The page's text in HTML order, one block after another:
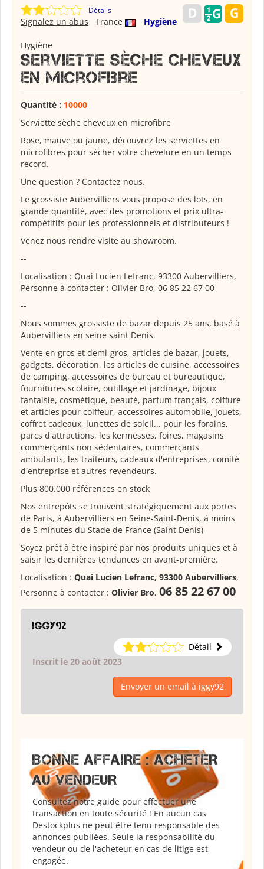
Détails
France Hygiène
Signalez un abus
Hygiène
Serviette sèche cheveux
en microfibre
Quantité : 10000
Serviette sèche cheveux en microfibre
Rose, mauve ou jaune, découvrez les serviettes en
microfibres pour sécher votre chevelure en un temps
record.
Une question ? Contactez nous.
Le grossiste Aubervilliers vous propose des lots, en
grande quantité, avec des promotions et prix ultra-
compétitifs pour les professionnels et distributeurs !
Venez nous rendre visite au showroom.
--
Localisation : Quai Lucien Lefranc, 93300 Aubervilliers,
Personne à contacter : Olivier Bro, 06 85 22 67 00
--
Nous sommes grossiste de bazar depuis 25 ans, basé à
Aubervilliers en seine saint Denis.
Vente en gros et demi-gros, articles de bazar, jouets,
gadgets, décoration, les articles de cuisine, accessoires
de camping, accessoires de bureau et bureautique,
fournitures scolaire, outillage et jardinage, bijoux
fantaisie, cosmétique, beauté, parfum français, coiffure
et articles pour coiffeur, accessoires automobile, jouets,
coffret cadeaux, lunettes de soleil... pour les forains,
parcs d'attractions, les kermesses, foires, magasins
commerçants non sédentaires, commerçants
ambulants, les traiteurs, cadeaux d'entreprises, comité
d'entreprise et autres revendeurs.
Plus 800.000 références en stock
Nos entrepôts se trouvent stratégiquement aux portes
de Paris, à Aubervilliers en Seine-Saint-Denis, à moins
de 5 minutes du Stade de France (Saint Denis)
Soyez prêt à être inspiré par nos produits uniques et à
saisir les dernières tendances en avant-première.
Localisation : Quai Lucien Lefranc, 93300 Aubervilliers,
Personne à contacter : Olivier Bro, 06 85 22 67 00
iggy92
Détail
Inscrit le 20 août 2023
Envoyer un email à iggy92
BONNE AFFAIRE : ACHETER
AU VENDEUR
Consultez notre guide pour effectuer une
transaction en toute sécurité ! En aucun cas
Destockplus ne peut être tenu responsable des
annonces publiées. Seule la responsabilité du
vendeur ou de l'acheteur en cas de litige est
engagée.